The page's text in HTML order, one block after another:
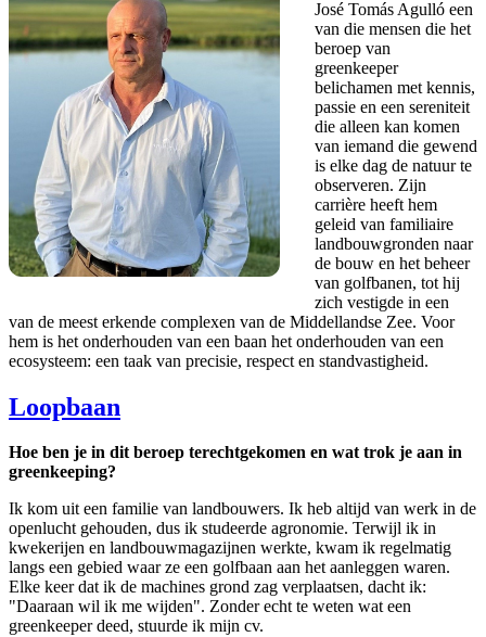
José Tomás Agulló een
van die mensen die het
beroep van
greenkeeper
belichamen met kennis,
passie en een sereniteit
die alleen kan komen
van iemand die gewend
is elke dag de natuur te
observeren. Zijn
carrière heeft hem
geleid van familiaire
landbouwgronden naar
de bouw en het beheer
van golfbanen, tot hij
zich vestigde in een
van de meest erkende complexen van de Middellandse Zee. Voor
hem is het onderhouden van een baan het onderhouden van een
ecosysteem: een taak van precisie, respect en standvastigheid.
Loopbaan
Hoe ben je in dit beroep terechtgekomen en wat trok je aan in
greenkeeping?
Ik kom uit een familie van landbouwers. Ik heb altijd van werk in de
openlucht gehouden, dus ik studeerde agronomie. Terwijl ik in
kwekerijen en landbouwmagazijnen werkte, kwam ik regelmatig
langs een gebied waar ze een golfbaan aan het aanleggen waren.
Elke keer dat ik de machines grond zag verplaatsen, dacht ik:
"Daaraan wil ik me wijden". Zonder echt te weten wat een
greenkeeper deed, stuurde ik mijn cv.